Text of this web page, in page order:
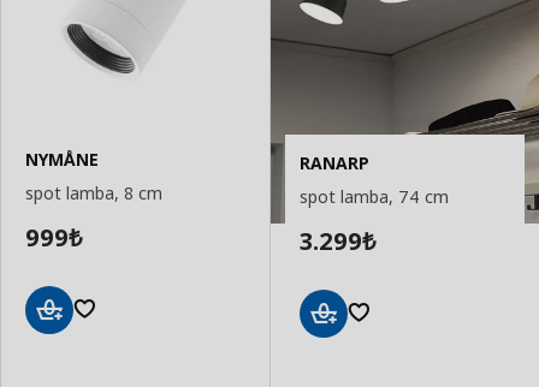
NYMÅNE
spot lamba, 8 cm
999₺
RANARP
spot lamba, 74 cm
3.299₺